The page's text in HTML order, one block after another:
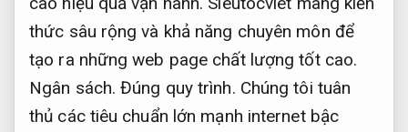
​​thức sâu rộng và khả năng chuyên môn để
tạo ra những web page chất lượng tốt cao.
Ngân sách. Đúng quy trình. Chúng tôi tuân
thủ các tiêu chuẩn lớn mạnh internet bậc